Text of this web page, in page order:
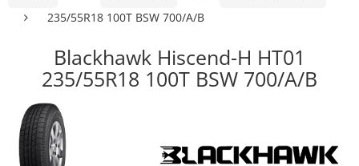
235/55R18 100T BSW 700/A/B
Blackhawk Hiscend-H HT01
235/55R18 100T BSW 700/A/B